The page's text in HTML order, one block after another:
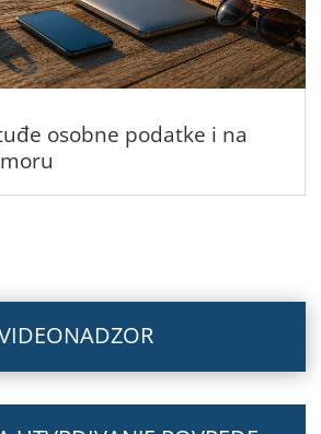
osobne podatke i na